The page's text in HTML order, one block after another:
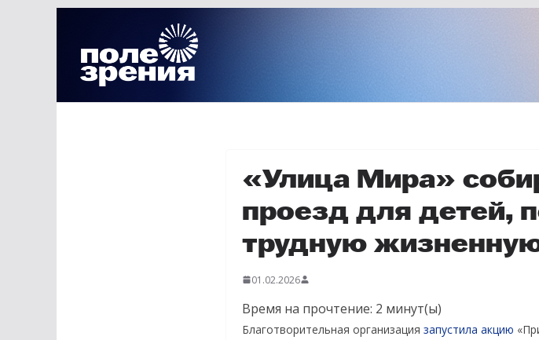
содержимому
«Улица Мира»
проезд для детей,
трудную
01.02.2026
Время на прочтение: 2 минут(ы)
Благотворительная организация запустила акцию